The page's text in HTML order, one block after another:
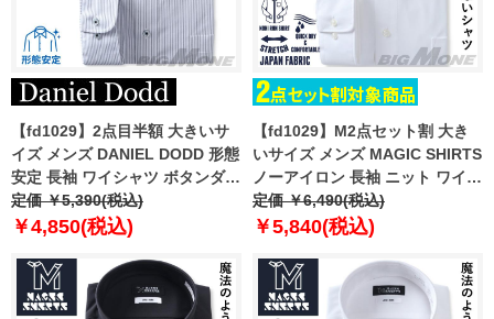
【fd1029】2点目半額 大きいサ
イズ メンズ DANIEL DODD 形態
安定 長袖 ワイシャツ ボタンダウ
ン eadn87-77
定価 ￥5,390(税込)
￥4,850(税込)
【fd1029】M2点セット割 大き
いサイズ メンズ MAGIC SHIRTS
ノーアイロン 長袖 ニット ワイシ
ャツ レギュラー 吸水速乾 ストレ
ッチ 日本製生地使用 ewma09-
定価 ￥6,490(税込)
￥5,840(税込)